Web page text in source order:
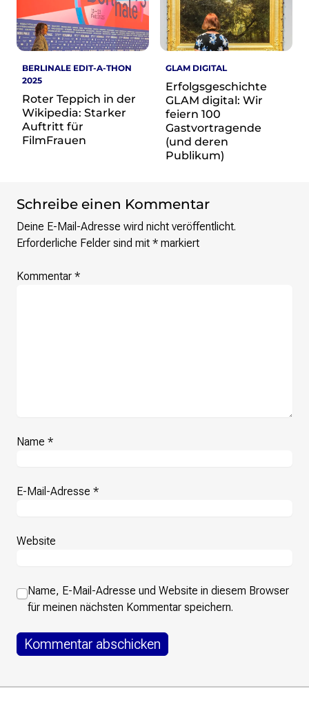
Verschlusssache Prüfung
Wissen. Macht. Gerechtigkeit.
Wikipedia-Schwesterprojekte
MediaWiki
Wikibase
Wikibooks
Wikisource
Verein
Unsere Werte
Ansprechpartner*innen
BERLINALE EDIT-A-THON
2025
Roter Teppich in der
Wikipedia: Starker
Auftritt für
FilmFrauen
GLAM DIGITAL
Erfolgsgeschichte
GLAM digital: Wir
feiern 100
Gastvortragende
(und deren
Publikum)
Schreibe einen Kommentar
Deine E-Mail-Adresse wird nicht veröffentlicht.
Erforderliche Felder sind mit * markiert
Kommentar *
Name *
E-Mail-Adresse *
Website
Name, E-Mail-Adresse und Website in diesem Browser
für meinen nächsten Kommentar speichern.